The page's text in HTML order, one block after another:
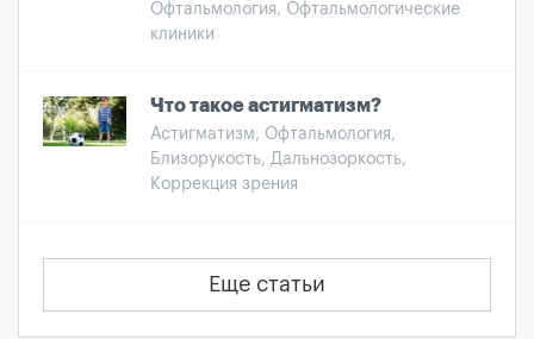
Офтальмология, Офтальмологические
клиники
Что такое астигматизм?
Астигматизм, Офтальмология,
Близорукость, Дальнозоркость,
Коррекция зрения
Еще статьи